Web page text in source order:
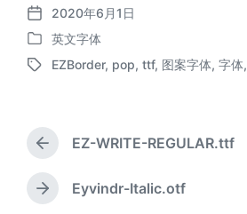
发
布
日
期
2020年6月1日
发
布
英文字体
标
EZBorder, pop, ttf, 图案字体, 字体,
上
篇
文
章
EZ-WRITE-REGULAR.ttf
下
Eyvindr-Italic.otf